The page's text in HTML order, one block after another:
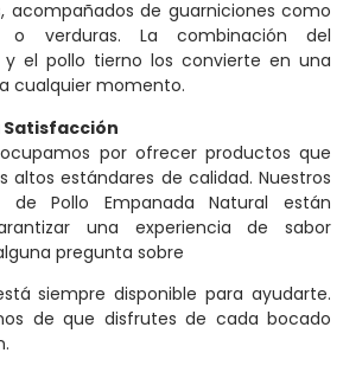
acompañados de guarniciones como
o verduras. La combinación del
el pollo tierno los convierte en una
cualquier momento.
Satisfacción
por ofrecer productos que
altos estándares de calidad. Nuestros
de Pollo Empanada Natural están
una experiencia de sabor
pregunta sobre
siempre disponible para ayudarte.
de que disfrutes de cada bocado